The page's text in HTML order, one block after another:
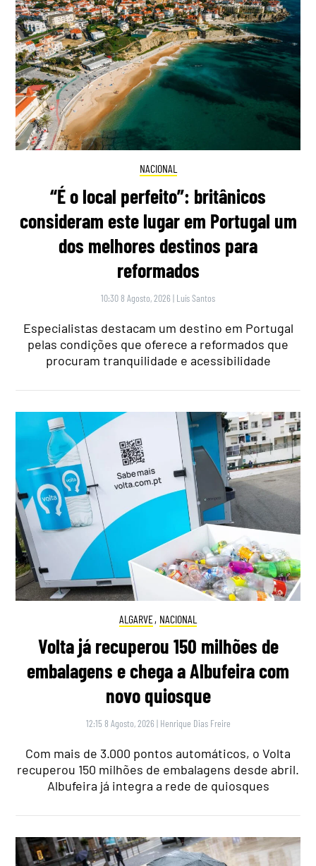
NACIONAL
“É o local perfeito”: britânicos
consideram este lugar em Portugal um
dos melhores destinos para
reformados
10:30 8 Agosto, 2026 | Luís Santos
Especialistas destacam um destino em Portugal
pelas condições que oferece a reformados que
procuram tranquilidade e acessibilidade
ALGARVE, NACIONAL
Volta já recuperou 150 milhões de
embalagens e chega a Albufeira com
novo quiosque
12:15 8 Agosto, 2026 | Henrique Dias Freire
Com mais de 3.000 pontos automáticos, o Volta
recuperou 150 milhões de embalagens desde abril.
Albufeira já integra a rede de quiosques